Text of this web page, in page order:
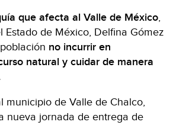
que afecta al Valle de México,
Estado de México, Delfina Gómez
no incurrir en
natural y cuidar de manera
municipio de Valle de Chalco,
nueva jornada de entrega de